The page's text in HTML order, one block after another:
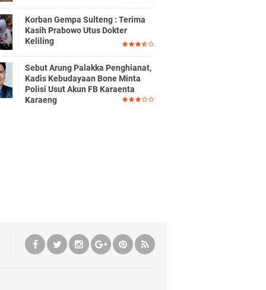
Korban Gempa Sulteng : Terima
Kasih Prabowo Utus Dokter
Keliling
Sebut Arung Palakka Penghianat,
Kadis Kebudayaan Bone Minta
Polisi Usut Akun FB Karaenta
Karaeng